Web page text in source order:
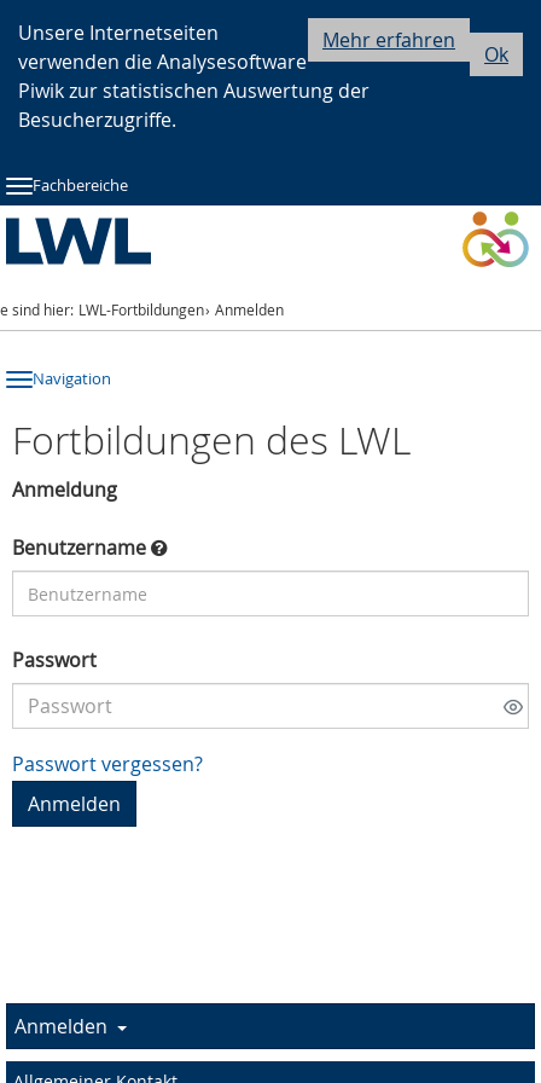
Hauptnavigation
Seitennavigation
Inhalt
Ok
Mehr erfahren
Unsere Internetseiten
verwenden die Analysesoftware
Piwik zur statistischen Auswertung der
Besucherzugriffe.
Fachbereiche
sind hier: LWL-Fortbildungen Anmelden
Navigation
Fortbildungen des LWL
Anmeldung
Benutzername
Passwort
Passwort vergessen?
Anmelden